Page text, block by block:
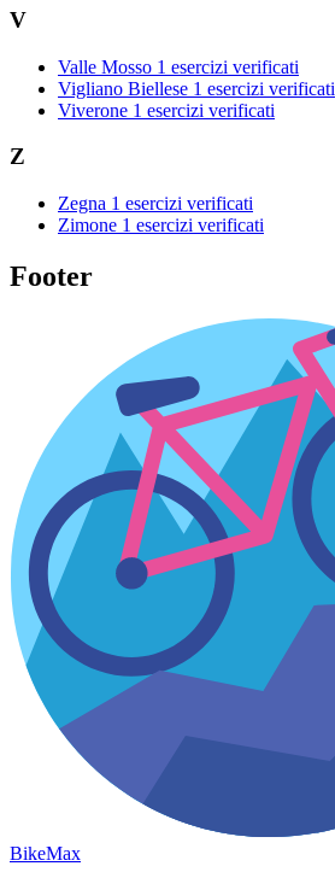
V
Valle Mosso 1 esercizi verificati
Vigliano Biellese 1 esercizi verificati
Viverone 1 esercizi verificati
Z
Zegna 1 esercizi verificati
Zimone 1 esercizi verificati
Footer
BikeMax